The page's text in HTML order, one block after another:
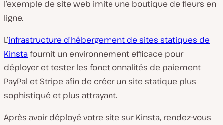
l’exemple de site web imite une boutique de fleurs en
ligne.
L’infrastructure d’hébergement de sites statiques de
Kinstafournit un environnement efficace pour
déployer et tester les fonctionnalités de paiement
PayPal et Stripe afin de créer un site statique plus
sophistiqué et plus attrayant.
Après avoir déployé votre site sur Kinsta, rendez-vous